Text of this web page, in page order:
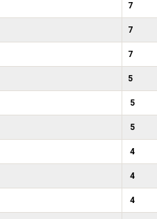
7
7
7
5
5
5
4
4
4